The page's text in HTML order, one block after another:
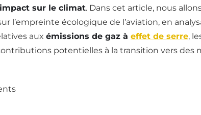
impact sur le climat. Dans cet article, nous
l’empreinte écologique de l’aviation, en
aux émissions de gaz à effet de serre,
potentielles à la transition vers des